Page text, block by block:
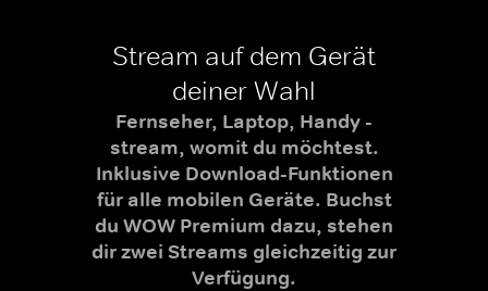
Stream auf dem Gerät
deiner Wahl
Fernseher, Laptop, Handy -
stream, womit du möchtest.
Inklusive Download-Funktionen
für alle mobilen Geräte. Buchst
du WOW Premium dazu, stehen
dir zwei Streams gleichzeitig zur
Verfügung.